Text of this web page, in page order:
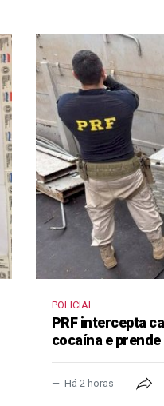
POLICIAL
PRF intercepta
cocaína e
Há 2 horas